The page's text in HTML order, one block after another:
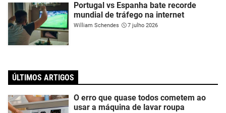
Portugal vs Espanha bate recorde
mundial de tráfego na internet
William Schendes 7 julho 2026
ÚLTIMOS ARTIGOS
O erro que quase todos cometem ao
usar a máquina de lavar roupa